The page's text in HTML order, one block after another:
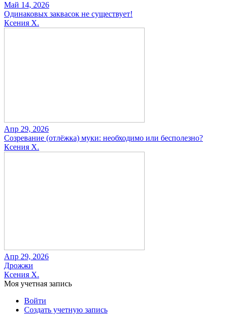
Май 14, 2026
Одинаковых заквасок не существует!
Ксения Х.
Апр 29, 2026
Созревание (отлёжка) муки: необходимо или бесполезно?
Ксения Х.
Апр 29, 2026
Дрожжи
Ксения Х.
Моя учетная запись
Войти
Создать учетную запись